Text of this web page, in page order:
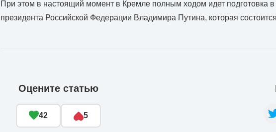
При этом в настоящий момент в Кремле полным ходом идет подготовка в
президента Российской Федерации Владимира Путина, которая
Оцените статью
42 5